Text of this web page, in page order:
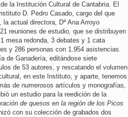
la Institución Cultural de Cantabria. El
D. Pedro Casado, cargo del que
actual directora, Dª Ana Arroyo
reuniones de estudio, que se distribuyen
mesa redonda, 3 debates y 1 cata
y 286 personas con 1.954 asistencias.
de Ganadería, editándose siete
de 53 autores, y rescatando el volumen
en este Instituto, y aparte, tenemos
de numerosos artículos y monografías,
un estudio para la reedición de la
de quesos en la región de los Picos
con su colección de grabados dos